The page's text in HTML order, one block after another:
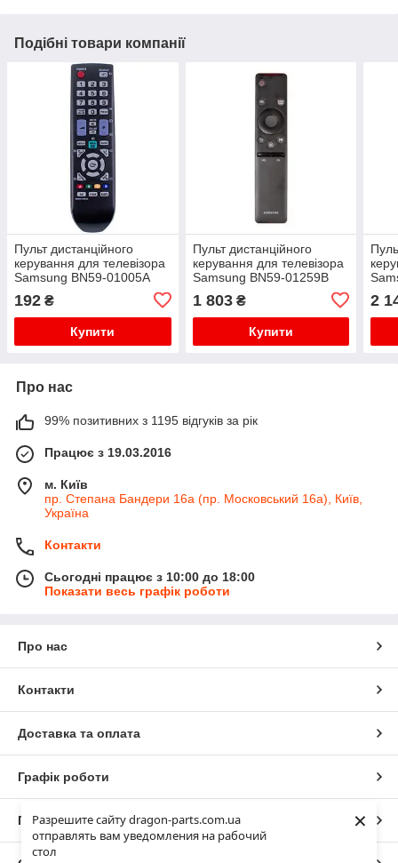
Разрешите сайту dragon-parts.com.ua
отправлять вам уведомления на рабочий
стол
×
Подібні товари компанії
Пульт дистанційного
керування для телевізора
Samsung BN59-01005A
192 ₴
Купити
Пульт дистанційного
керування для телевізора
Samsung BN59-01259B
1 803₴
Купити
2
Про нас
99% позитивних з 1195 відгуків за рік
Працює з 19.03.2016
м. Київ
пр. Степана Бандери 16а (пр. Московський 16а), Київ,
Україна
Контакти
Сьогодні працює з 10:00 до 18:00
Показати весь графік роботи
Про нас
Контакти
Доставка та оплата
Графік роботи
Повна версія сайту